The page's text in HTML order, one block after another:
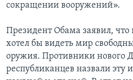
сокращении вооружений».
Президент Обама заявил, что
хотел бы видеть мир
оружия. Противники нового
республиканцев назвали эту